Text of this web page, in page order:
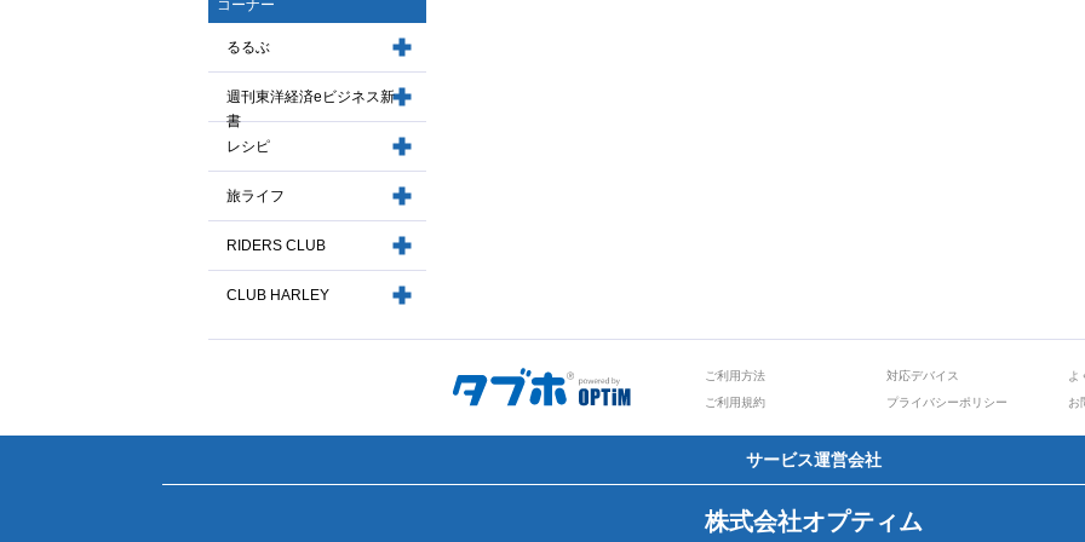
コーナー
るるぶ
週刊東洋経済eビジネス新
書
レシピ
旅ライフ
RIDERS CLUB
CLUB HARLEY
ご利用方法 対応デバイス
よ
ご利用規約
プライバシーポリシー お
サービス運営会社
株式会社オプティム